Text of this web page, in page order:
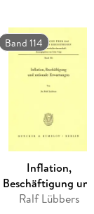
Band 114
Inflation,
Beschäftigung
rationale
Ralf Lübbers